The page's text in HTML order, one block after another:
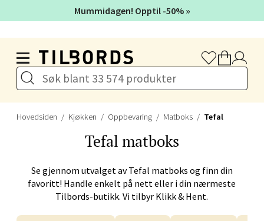
Hovedsiden Kjøkken Oppbevaring Matboks Tefal
Tefal matboks
Se gjennom utvalget avTefal matboks og finn din
favoritt! Handle enkelt på nett eller i din nærmeste
Tilbords-butikk. Vi tilbyr Klikk & Hent.
Mummidagen! Opptil -50% »
Bergen - Galleriet
Åpent i dag 09-21
Velg